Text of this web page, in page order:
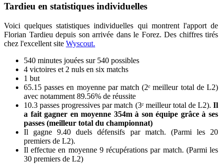
Tardieu en statistiques individuelles
Voici quelques statistiques individuelles qui montrent l'apport de
Florian Tardieu depuis son arrivée dans le Forez. Des chiffres tirés
chez l'excellent site Wyscout.
540 minutes jouées sur 540 possibles
4 victoires et 2 nuls en six matchs
1 but
65.15 passes en moyenne par match (2ᵉ meilleur total de L2)
avec notamment 89.56% de réussite
10.3 passes progressives par match (3ᵉ meilleur total de L2). Il
a fait gagner en moyenne 354m à son équipe grâce à ses
passes (meilleur total du championnat)
Il gagne 9.40 duels défensifs par match. (Parmi les 20
premiers de L2).
Il effectue en moyenne 9 récupérations par match. (Parmi les
30 premiers de L2)